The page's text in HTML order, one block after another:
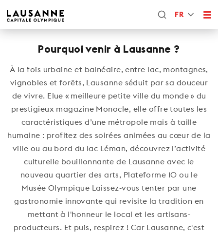
FR
Pourquoi venir à Lausanne ?
À la fois urbaine et balnéaire, entre lac, montagnes,
vignobles et forêts, Lausanne séduit par sa douceur
de vivre. Elue « meilleure petite ville du monde » du
prestigieux magazine Monocle, elle offre toutes les
caractéristiques d’une métropole mais à taille
humaine : profitez des soirées animées au cœur de la
ville ou au bord du lac Léman, découvrez l’activité
culturelle bouillonnante de Lausanne avec le
nouveau quartier des arts, Plateforme 10 ou le
Musée Olympique Laissez-vous tenter par une
gastronomie innovante qui revisite la tradition en
mettant à l'honneur le local et les artisans-
producteurs. Et puis, respirez ! Car Lausanne, c'est